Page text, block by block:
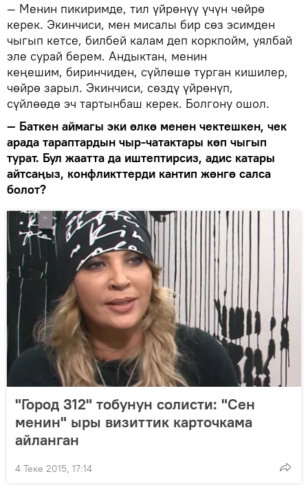
— Менин пикиримде, тил үйрөнүү үчүн чөйрө
керек. Экинчиси, мен мисалы бир сөз эсимден
чыгып кетсе, билбей калам деп коркпойм, уялбай
эле сурай берем. Андыктан, менин
кеңешим, биринчиден, сүйлөшө турган кишилер,
чөйрө зарыл. Экинчиси, сөздү үйрөнүп,
сүйлөөдө эч тартынбаш керек. Болгону ошол.
— Баткен аймагы эки өлкө менен чектешкен, чек
арада тараптардын чыр-чатактары көп чыгып
турат. Бул жаатта да иштептирсиз, адис катары
айтсаңыз, конфликттерди кантип жөнгө салса
болот?
"Город 312" тобунун солисти: "Сен
менин" ыры визиттик карточкама
айланган
4 Теке 2015, 17:14